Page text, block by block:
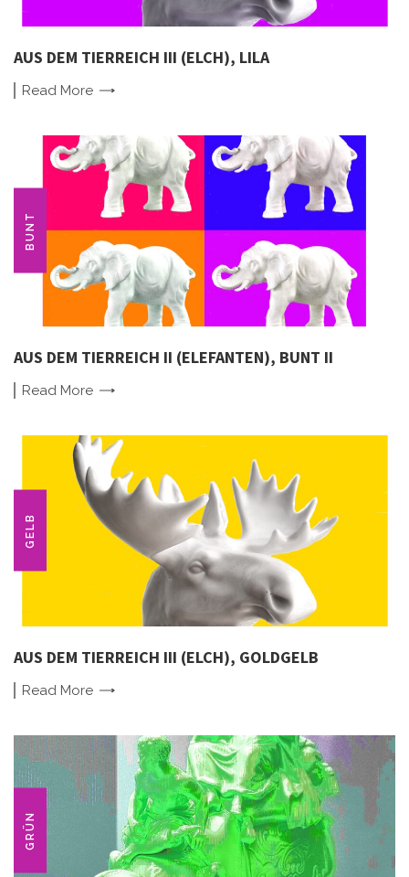
AUS DEM TIERREICH III (ELCH), LILA
Read More
BUNT
AUS DEM TIERREICH II (ELEFANTEN), BUNT II
Read More
GELB
AUS DEM TIERREICH III (ELCH), GOLDGELB
Read More
GRÜN